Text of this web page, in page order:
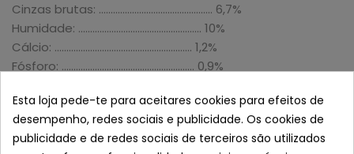
Cinzas brutas: ................................................ 6,7%
Humidade: .................................................... 10%
Cálcio: .......................................................... 1,2%
Fósforo: ........................................................ 0,9%
Aditivos:
Esta loja pede-te para aceitares cookies para efeitos de
desempenho, redes sociais e publicidade. Os cookies de
publicidade e de redes sociais de terceiros são utilizados